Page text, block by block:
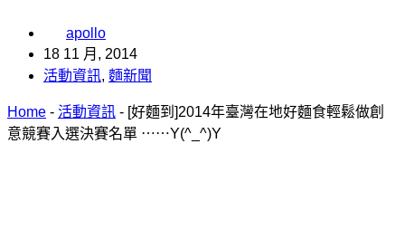
apollo
18 11 月, 2014
活動資訊, 麵新聞
Home - 活動資訊 - [好麵到]2014年臺灣在地好麵食輕鬆做創
意競賽入選決賽名單 ⋯⋯Y(^_^)Y